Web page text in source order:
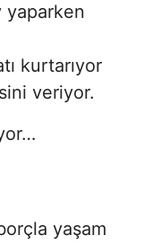
yaparken
kurtarıyor
veriyor.
yaşam